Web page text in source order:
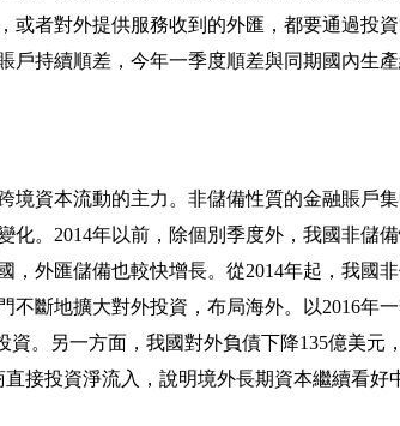
或者對外提供服務收到的外匯，都要通過投
戶持續順差，今年一季度順差與同期國內生
境資本流動的主力。非儲備性質的金融賬戶
化。 2014年以前，除個別季度外，我國非儲
，外匯儲備也較快增長。從2014年起，我國
不斷地擴大對外投資，布局海外。以2016年
資。另一方面，我國對外負債下降135億美元
接投資淨流入，說明境外長期資本繼續看好